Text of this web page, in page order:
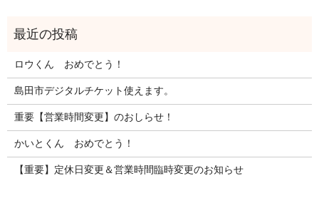
ロウくん おめでとう！
島田市デジタルチケット使えます。
重要【営業時間変更】のおしらせ！
かいとくん おめでとう！
【重要】定休日変更＆営業時間臨時変更のお知らせ